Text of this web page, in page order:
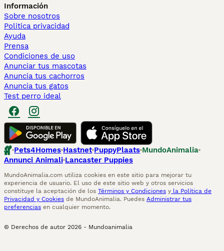
Información
Sobre nosotros
Politica privacidad
Ayuda
Prensa
Condiciones de uso
Anunciar tus mascotas
Anuncia tus cachorros
Anuncia tus gatos
Test perro ideal
Pets4Homes Hastnet PuppyPlaats MundoAnimalia
Annunci Animali Lancaster Puppies
MundoAnimalia.com utiliza cookies en este sitio para mejorar tu
experiencia de usuario. El uso de este sitio web y otros servicios
constituye la aceptación de los Términos y Condiciones y la Política de
Privacidad y Cookies de MundoAnimalia. Puedes Administrar tus
preferencias en cualquier momento.
© Derechos de autor 2026 - Mundoanimalia